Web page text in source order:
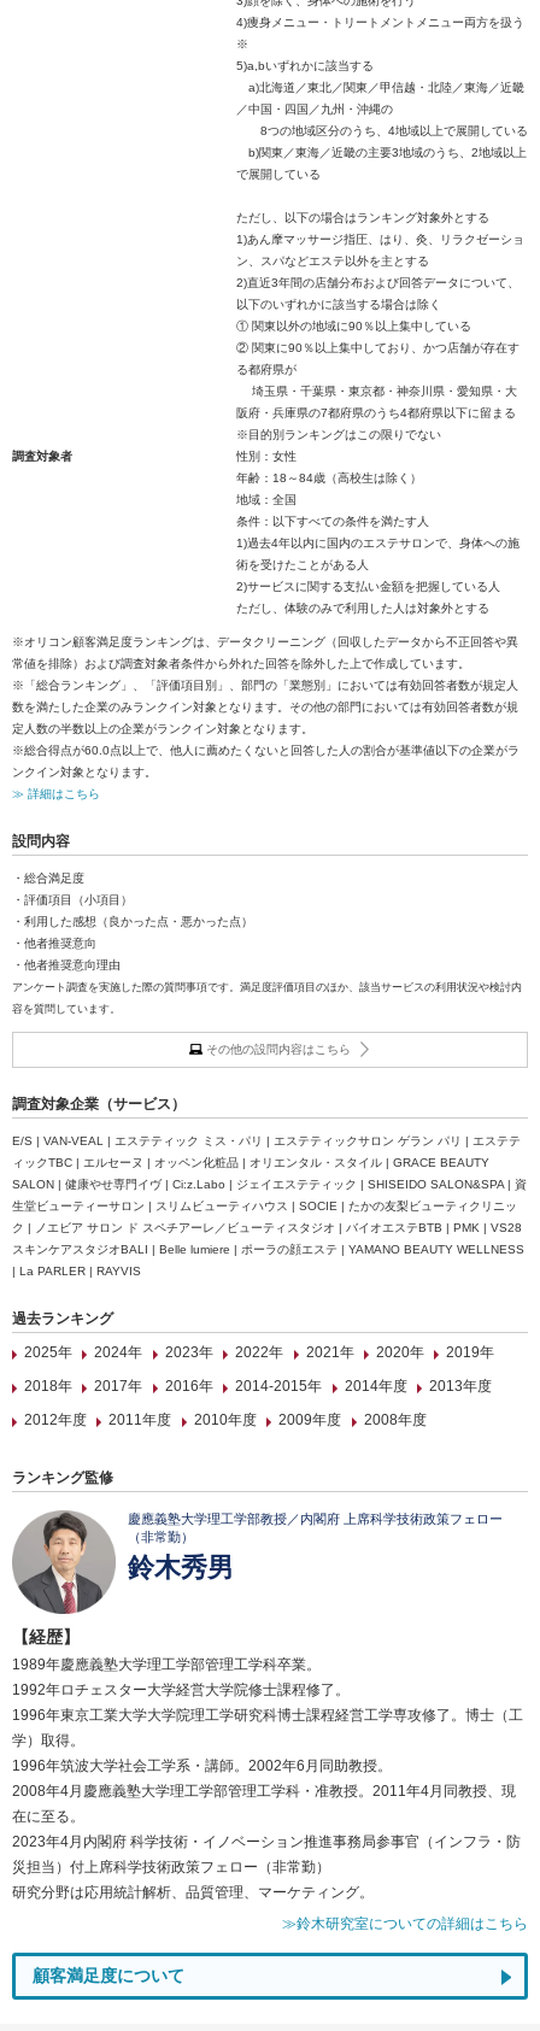
4)痩身メニュー・トリートメントメニュー両方を扱う
※
5)a,bいずれかに該当する
a)北海道／東北／関東／甲信越・北陸／東海／近畿
／中国・四国／九州・沖縄の
8つの地域区分のうち、4地域以上で展開している
b)関東／東海／近畿の主要3地域のうち、2地域以上
で展開している
ただし、以下の場合はランキング対象外とする
1)あん摩マッサージ指圧、はり、灸、リラクゼーショ
ン、スパなどエステ以外を主とする
2)直近3年間の店舗分布および回答データについて、
以下のいずれかに該当する場合は除く
① 関東以外の地域に90％以上集中している
② 関東に90％以上集中しており、かつ店舗が存在す
る都府県が
埼玉県・千葉県・東京都・神奈川県・愛知県・大
阪府・兵庫県の7都府県のうち4都府県以下に留まる
※目的別ランキングはこの限りでない
調査対象者
性別：女性
年齢：18～84歳（高校生は除く）
地域：全国
条件：以下すべての条件を満たす人
1)過去4年以内に国内のエステサロンで、身体への施
術を受けたことがある人
2)サービスに関する支払い金額を把握している人
ただし、体験のみで利用した人は対象外とする
※オリコン顧客満足度ランキングは、データクリーニング（回収したデータから不正回答や異
常値を排除）および調査対象者条件から外れた回答を除外した上で作成しています。
※「総合ランキング」、「評価項目別」、部門の「業態別」においては有効回答者数が規定人
数を満たした企業のみランクイン対象となります。その他の部門においては有効回答者数が規
定人数の半数以上の企業がランクイン対象となります。
※総合得点が60.0点以上で、他人に薦めたくないと回答した人の割合が基準値以下の企業がラ
ンクイン対象となります。
≫ 詳細はこちら
設問内容
・総合満足度
・評価項目（小項目）
・利用した感想（良かった点・悪かった点）
・他者推奨意向
・他者推奨意向理由
アンケート調査を実施した際の質問事項です。満足度評価項目のほか、該当サービスの利用状況や検討内
容を質問しています。
その他の設問内容はこちら
調査対象企業（サービス）
E/S | VAN-VEAL | エステティック ミス・パリ | エステティックサロン ゲラン パリ | エステテ
ィックTBC | エルセーヌ | オッペン化粧品 | オリエンタル・スタイル | GRACE BEAUTY
SALON | 健康やせ専門イヴ | Ci:z.Labo | ジェイエステティック | SHISEIDO SALON&SPA | 資
生堂ビューティーサロン | スリムビューティハウス | SOCIE | たかの友梨ビューティクリニッ
ク | ノエビア サロン ド スペチアーレ／ビューティスタジオ | バイオエステBTB | PMK | VS28
スキンケアスタジオBALI | Belle lumiere | ポーラの顔エステ | YAMANO BEAUTY WELLNESS
| La PARLER | RAYVIS
過去ランキング
2025年
2024年 2023年 2022年 2021年 2020年
2019年
2018年
2017年 2016年 2014-2015年 2014年度
2013年度
2012年度
2011年度 2010年度 2009年度 2008年度
ランキング監修
慶應義塾大学理工学部教授／内閣府 上席科学技術政策フェロー
（非常勤）
鈴木秀男
【経歴】
1989年慶應義塾大学理工学部管理工学科卒業。
1992年ロチェスター大学経営大学院修士課程修了。
1996年東京工業大学大学院理工学研究科博士課程経営工学専攻修了。博士（工
学）取得。
1996年筑波大学社会工学系・講師。2002年6月同助教授。
2008年4月慶應義塾大学理工学部管理工学科・准教授。2011年4月同教授、現
在に至る。
2023年4月内閣府 科学技術・イノベーション推進事務局参事官（インフラ・防
災担当）付上席科学技術政策フェロー（非常勤）
研究分野は応用統計解析、品質管理、マーケティング。
≫鈴木研究室についての詳細はこちら
顧客満足度について